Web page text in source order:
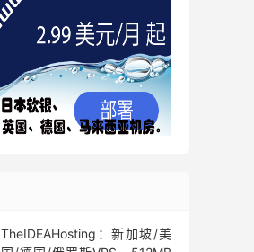
TheIDEAHosting：新加坡/美